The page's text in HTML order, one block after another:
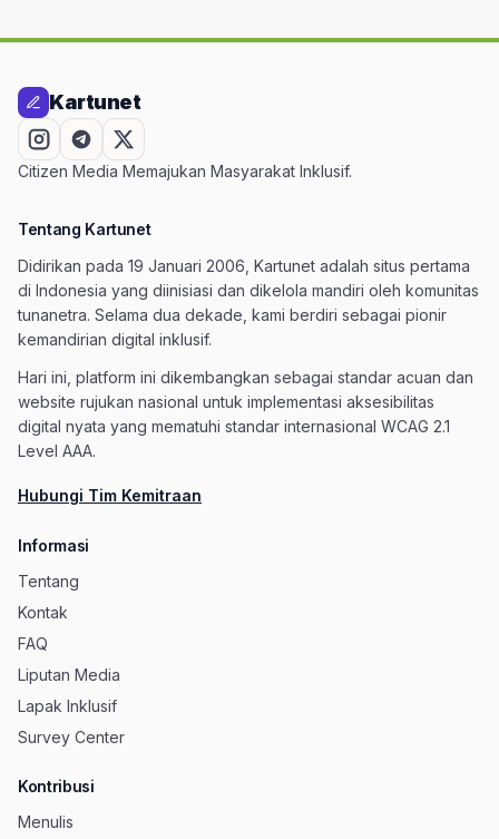
Kartunet
Citizen Media Memajukan Masyarakat Inklusif.
Tentang Kartunet
Didirikan pada 19 Januari 2006, Kartunet adalah situs pertama
di Indonesia yang diinisiasi dan dikelola mandiri oleh komunitas
tunanetra. Selama dua dekade, kami berdiri sebagai pionir
kemandirian digital inklusif.
Hari ini, platform ini dikembangkan sebagai standar acuan dan
website rujukan nasional untuk implementasi aksesibilitas
digital nyata yang mematuhi standar internasional WCAG 2.1
Level AAA.
Hubungi Tim Kemitraan
Informasi
Tentang
Kontak
FAQ
Liputan Media
Lapak Inklusif
Survey Center
Kontribusi
Menulis